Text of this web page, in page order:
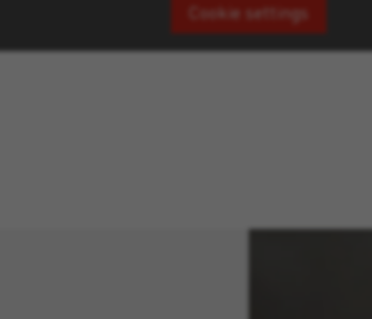
Cookie settings